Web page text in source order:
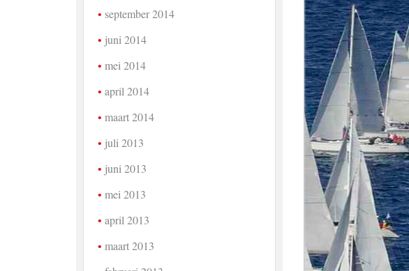
september 2014
juni 2014
mei 2014
april 2014
maart 2014
juli 2013
juni 2013
mei 2013
april 2013
maart 2013